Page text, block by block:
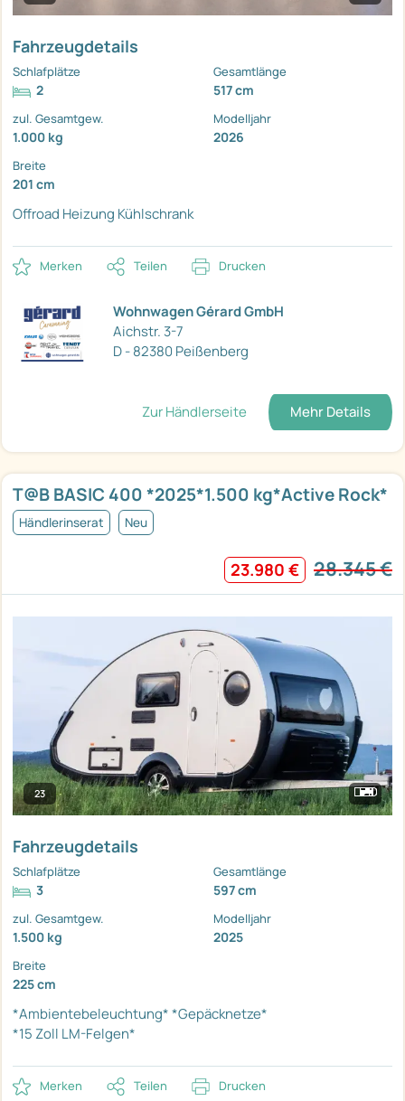
Fahrzeugdetails
Schlafplätze
2
Gesamtlänge
517 cm
zul. Gesamtgew.
1.000 kg
Modelljahr
2026
Breite
201 cm
Offroad Heizung Kühlschrank
Merken Teilen Drucken
Wohnwagen Gérard GmbH
Aichstr. 3-7
D - 82380 Peißenberg
Zur Händlerseite Mehr Details
T@B BASIC 400 *2025*1.500 kg*Active Rock*
Händlerinserat Neu
23.980 € 28.345 €
23
Fahrzeugdetails
Schlafplätze
3
Gesamtlänge
597 cm
zul. Gesamtgew.
1.500 kg
Modelljahr
2025
Breite
225 cm
*Ambientebeleuchtung**Gepäcknetze*
*15 Zoll LM-Felgen*
Merken Teilen Drucken